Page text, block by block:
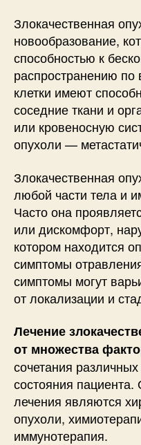
Злокачественная
новообразование,
способностью к
распространению по
клетки имеют
соседние ткани и
или кровеносную
опухоли —
Злокачественная
любой части тела и
Часто она
или дискомфорт,
котором находится
симптомы
симптомы могут
от локализации и
Лечение
от множества
сочетания
состояния
лечения являются
опухоли,
иммунотерапия.